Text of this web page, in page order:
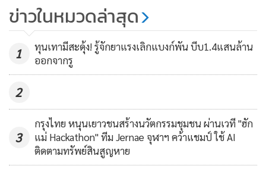
สภาวะที่ควรจะเป็น
อย่างไรก็ตาม การผ่อนปรนมาตรการจัดชั้นหนี้ของ ธปท. น่าจะ
ช่วยบรรเทาผลกระทบจากการไหลตกชั้นของสินเชื่อมาสู่สินเชื่อ
ด้อยคุณภาพที่จะมีผลต่อเนื่องมายังค่าใช้จ่ายในการตั้งสำรองฯ
แต่เพื่อเป็นการรับมือกับคุณภาพสินเชื่อในเชิงรุก คาดว่า ธ.พ.
ไทยหลายแห่งอาจยังคงมีแนวทางการตั้งสำรองในเชิงรุกต่อเนื่อง
เพื่อให้มั่นใจว่ามีความสามารถที่เพียงพอในการรองรับปัญหา
คุณภาพหนี้ในปีถัดๆ ไป โดยเฉพาะเมื่อสิ้นสุดมาตรการผ่อนปรน
ของ ธปท. ซึ่งปัจจัยนี้เองจะเป็นหนึ่งในตัวแปรสำคัญที่กดดันผล
264
ข่าวในหมวดล่าสุด
1
ทุนเทามีสะดุ้ง! รู้จักยาแรงเลิกแบงก์พัน บีบ1.4แสนล้าน
ออกจากรู
2
3
กรุงไทย หนุนเยาวชนสร้างนวัตกรรมชุมชน ผ่านเวที "ฮัก
แม่ Hackathon" ทีม Jernae จุฬาฯ คว้าแชมป์ ใช้ AI
ติดตามทรัพย์สินสูญหาย